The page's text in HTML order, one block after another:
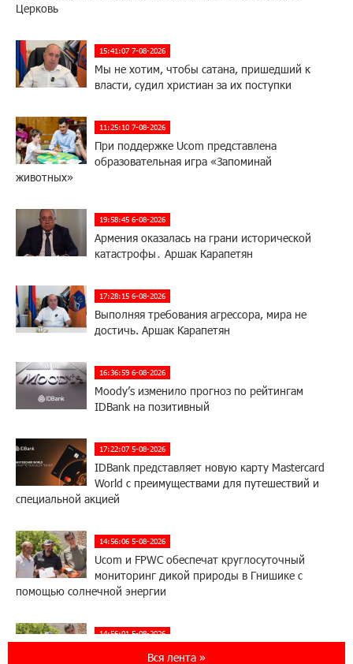
Церковь
15:41:07 7-08-2026
Мы не хотим, чтобы сатана, пришедший к
власти, судил христиан за их поступки
11:25:10 7-08-2026
При поддержке Ucom представлена
образовательная игра «Запоминай
животных»
19:58:45 6-08-2026
Армения оказалась на грани исторической
катастрофы․ Аршак Карапетян
17:28:15 6-08-2026
Выполняя требования агрессора, мира не
достичь. Аршак Карапетян
16:36:59 6-08-2026
Moody’s изменило прогноз по рейтингам
IDBank на позитивный
17:22:07 5-08-2026
IDBank представляет новую карту Mastercard
World с преимуществами для путешествий и
специальной акцией
14:56:06 5-08-2026
Ucom и FPWC обеспечат круглосуточный
мониторинг дикой природы в Гнишике с
помощью солнечной энергии
14:56:01 5-08-2026
Ucom и FPWC обеспечат круглосуточный
Вся лента »